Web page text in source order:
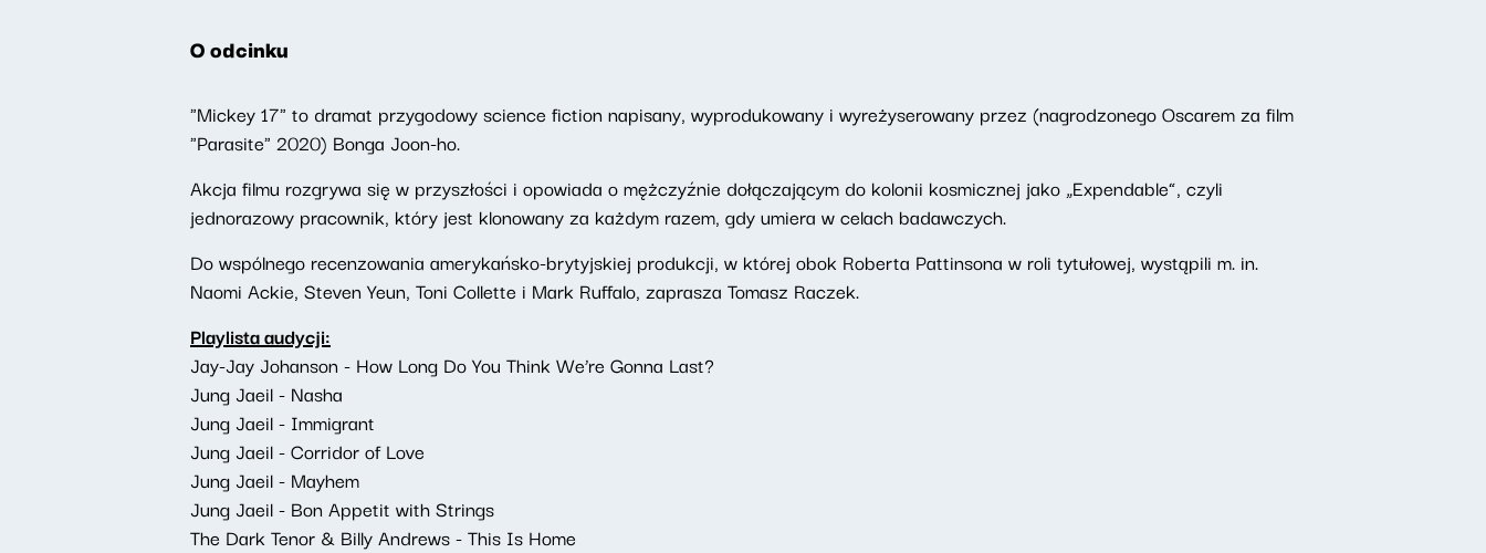
O odcinku
"Mickey 17" to dramat przygodowy science fiction napisany, wyprodukowany i wyreżyserowany przez (nagrodzonego Oscarem za film
"Parasite" 2020) Bonga Joon-ho.
Akcja filmu rozgrywa się w przyszłości i opowiada o mężczyźnie dołączającym do kolonii kosmicznej jako „Expendable”, czyli
jednorazowy pracownik, który jest klonowany za każdym razem, gdy umiera w celach badawczych.
Do wspólnego recenzowania amerykańsko-brytyjskiej produkcji, w której obok Roberta Pattinsona w roli tytułowej, wystąpili m. in.
Naomi Ackie, Steven Yeun, Toni Collette i Mark Ruffalo, zaprasza Tomasz Raczek.
Playlista audycji:
Jay-Jay Johanson - How Long Do You Think We’re Gonna Last?
Jung Jaeil - Nasha
Jung Jaeil - Immigrant
Jung Jaeil - Corridor of Love
Jung Jaeil - Mayhem
Jung Jaeil - Bon Appetit with Strings
The Dark Tenor & Billy Andrews - This Is Home